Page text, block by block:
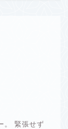
。 緊張せず